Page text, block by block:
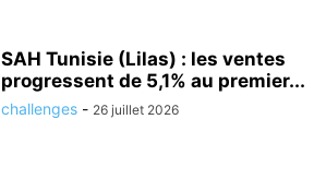
SAH Tunisie (Lilas) : les ventes
progressent de 5,1% au premier...
challenges - 26 juillet 2026